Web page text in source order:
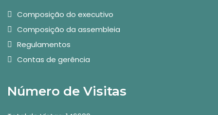
Composição do executivo
Composição da assembleia
Regulamentos
Contas de gerência
Número de Visitas